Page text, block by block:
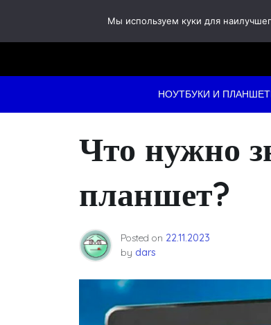
content
НОУТБУКИ И
Что нужно
планшет?
Posted on 22.11.2023
by dars
Мы используем куки для